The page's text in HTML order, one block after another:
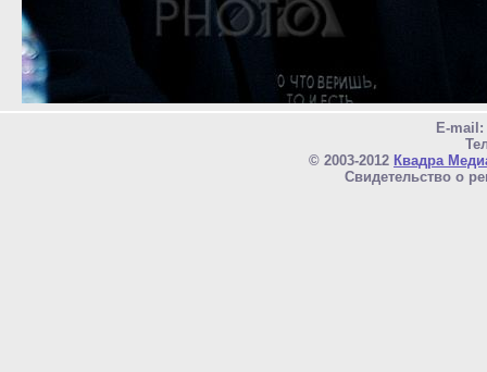
E-mail:
© 2003-2012 Квадра
Свидетельство о